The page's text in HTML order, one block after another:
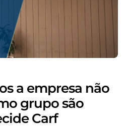
a empresa não
grupo são
Carf